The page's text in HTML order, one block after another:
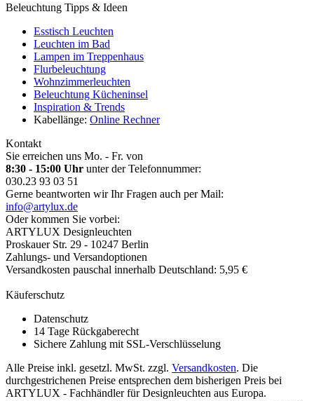
Beleuchtung Tipps & Ideen
Esstisch Leuchten
Leuchten im Bad
Lampen im Treppenhaus
Flurbeleuchtung
Wohnzimmerleuchten
Beleuchtung Kücheninsel
Inspiration & Trends
Kabellänge: Online Rechner
Kontakt
Sie erreichen uns Mo. - Fr. von
8:30 - 15:00 Uhr unter der Telefonnummer:
030.23 93 03 51
Gerne beantworten wir Ihr Fragen auch per Mail:
info@artylux.de
Oder kommen Sie vorbei:
ARTYLUX Designleuchten
Proskauer Str. 29 - 10247 Berlin
Zahlungs- und Versandoptionen
Versandkosten pauschal innerhalb Deutschland: 5,95 €
Käuferschutz
Datenschutz
14 Tage Rückgaberecht
Sichere Zahlung mit SSL-Verschlüsselung
Alle Preise inkl. gesetzl. MwSt. zzgl. Versandkosten. Die
durchgestrichenen Preise entsprechen dem bisherigen Preis bei
ARTYLUX - Fachhändler für Designleuchten aus Europa.